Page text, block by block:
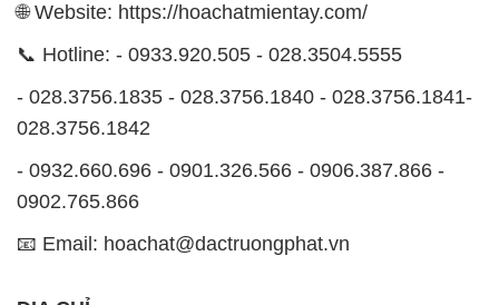
🌐 Website: https://hoachatmientay.com/
📞 Hotline: - 0933.920.505 - 028.3504.5555
- 028.3756.1835 - 028.3756.1840 - 028.3756.1841-
028.3756.1842
- 0932.660.696 - 0901.326.566 - 0906.387.866 -
0902.765.866
📧 Email: hoachat@dactruongphat.vn